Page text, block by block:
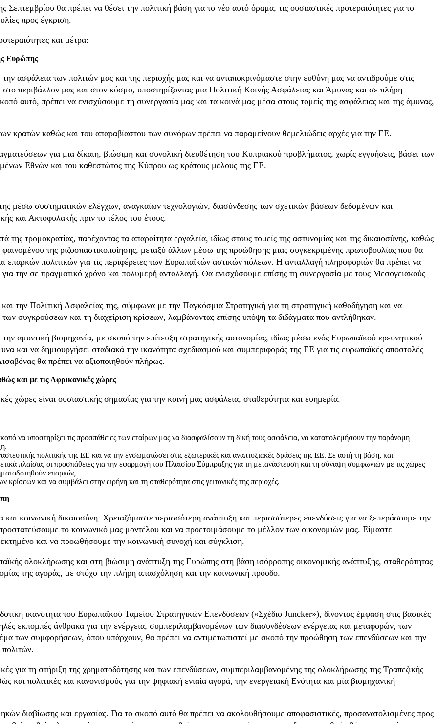
θα πρέπει να θέσει την πολιτική βάση για το νέο αυτό όραμα, τις ουσιαστικές προτεραιότητες για το
προς έγκριση.
και μέτρα:
Ευρώπης
ασφάλεια των πολιτών μας και της περιοχής μας και να ανταποκρινόμαστε στην ευθύνη μας να αντιδρούμε στις
στο περιβάλλον μας και στον κόσμο, υποστηρίζοντας μια Πολιτική Κοινής Ασφάλειας και Άμυνας και σε πλήρη
πρέπει να ενισχύσουμε τη συνεργασία μας και τα κοινά μας μέσα στους τομείς της ασφάλειας και της άμυνας,
κρατών καθώς και του απαραβίαστου των συνόρων πρέπει να παραμείνουν θεμελιώδεις αρχές για την ΕΕ.
για μια δίκαιη, βιώσιμη και συνολική διευθέτηση του Κυπριακού προβλήματος, χωρίς εγγυήσεις, βάσει των
Εθνών και του καθεστώτος της Κύπρου ως κράτους μέλους της ΕΕ.
μέσω συστηματικών ελέγχων, αναγκαίων τεχνολογιών, διασύνδεσης των σχετικών βάσεων δεδομένων και
και Ακτοφυλακής πριν το τέλος του έτους.
τρομοκρατίας, παρέχοντας τα απαραίτητα εργαλεία, ιδίως στους τομείς της αστυνομίας και της δικαιοσύνης, καθώς
της ριζοσπαστικοποίησης, μεταξύ άλλων μέσω της προώθησης μιας συγκεκριμένης πρωτοβουλίας που θα
επαρκών πολιτικών για τις περιφέρειες των Ευρωπαϊκών αστικών πόλεων. Η ανταλλαγή πληροφοριών θα πρέπει να
για την σε πραγματικό χρόνο και πολυμερή ανταλλαγή. Θα ενισχύσουμε επίσης τη συνεργασία με τους Μεσογειακούς
την Πολιτική Ασφαλείας της, σύμφωνα με την Παγκόσμια Στρατηγική για τη στρατηγική καθοδήγηση και να
συγκρούσεων και τη διαχείριση κρίσεων, λαμβάνοντας επίσης υπόψη τα διδάγματα που αντλήθηκαν.
αμυντική βιομηχανία, με σκοπό την επίτευξη στρατηγικής αυτονομίας, ιδίως μέσω ενός Ευρωπαϊκού ερευνητικού
και να δημιουργήσει σταδιακά την ικανότητα σχεδιασμού και συμπεριφοράς της ΕΕ για τις ευρωπαϊκές αποστολές
θα πρέπει να αξιοποιηθούν πλήρως.
και με τις Αφρικανικές χώρες
χώρες είναι ουσιαστικής σημασίας για την κοινή μας ασφάλεια, σταθερότητα και ευημερία.
να υποστηρίξει τις προσπάθειες των εταίρων μας να διασφαλίσουν τη δική τους ασφάλεια, να καταπολεμήσουν την παράνομη
πολιτικής της ΕΕ και να την ενσωματώσει στις εξωτερικές και αναπτυξιακές δράσεις της ΕΕ. Σε αυτή τη βάση, και
πλαίσια, οι προσπάθειες για την εφαρμογή του Πλαισίου Σύμπραξης για τη μετανάστευση και τη σύναψη συμφωνιών με τις χώρες
επαρκώς.
κρίσεων και να συμβάλει στην ειρήνη και τη σταθερότητα στις γειτονικές της περιοχές.
κοινωνική δικαιοσύνη. Χρειαζόμαστε περισσότερη ανάπτυξη και περισσότερες επενδύσεις για να ξεπεράσουμε την
το κοινωνικό μας μοντέλου και να προετοιμάσουμε το μέλλον των οικονομιών μας. Είμαστε
και να προωθήσουμε την κοινωνική συνοχή και σύγκλιση.
ολοκλήρωσης και στη βιώσιμη ανάπτυξη της Ευρώπης στη βάση ισόρροπης οικονομικής ανάπτυξης, σταθερότητας
της αγοράς, με στόχο την πλήρη απασχόληση και την κοινωνική πρόοδο.
ικανότητα του Ευρωπαϊκού Ταμείου Στρατηγικών Επενδύσεων («Σχέδιο Juncker»), δίνοντας έμφαση στις βασικές
εκπομπές άνθρακα για την ενέργεια, συμπεριλαμβανομένων των διασυνδέσεων ενέργειας και μεταφορών, των
των συμφορήσεων, όπου υπάρχουν, θα πρέπει να αντιμετωπιστεί με σκοπό την προώθηση των επενδύσεων και την
για τη στήριξη της χρηματοδότησης και των επενδύσεων, συμπεριλαμβανομένης της ολοκλήρωσης της Τραπεζικής
και πολιτικές και κανονισμούς για την ψηφιακή ενιαία αγορά, την ενεργειακή Ενότητα και μία βιομηχανική
διαβίωσης και εργασίας. Για το σκοπό αυτό θα πρέπει να ακολουθήσουμε αποφασιστικές, προσανατολισμένες προς